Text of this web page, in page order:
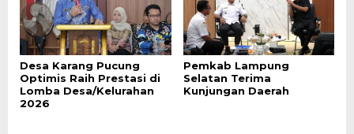
Desa Karang Pucung
Optimis Raih Prestasi di
Lomba Desa/Kelurahan
2026
Pemkab Lampung
Selatan Terima
Kunjungan Daerah